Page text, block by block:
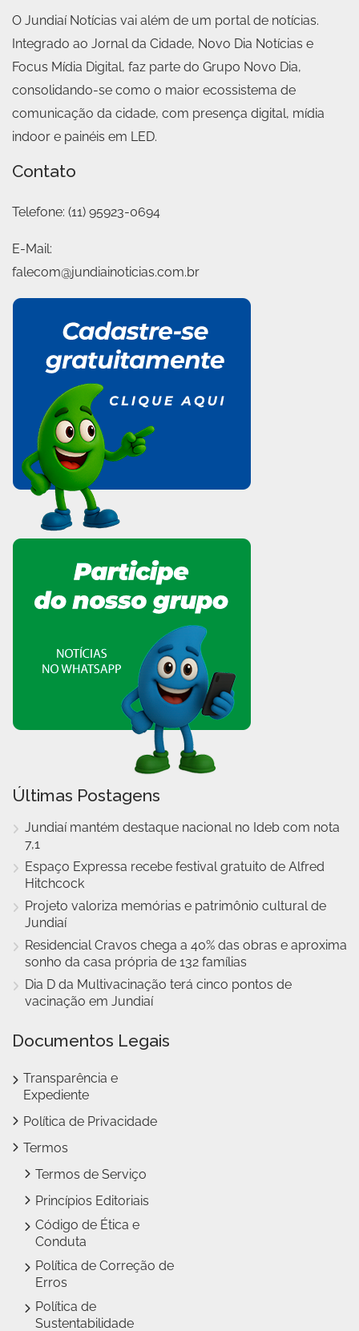
O Jundiaí Notícias vai além de um portal de notícias.
Integrado ao Jornal da Cidade, Novo Dia Notícias e
Focus Mídia Digital, faz parte do Grupo Novo Dia,
consolidando-se como o maior ecossistema de
comunicação da cidade, com presença digital, mídia
indoor e painéis em LED.
Contato
Telefone: (11) 95923-0694
E-Mail:
falecom@jundiainoticias.com.br
Últimas Postagens
Jundiaí mantém destaque nacional no Ideb com nota
7,1
Espaço Expressa recebe festival gratuito de Alfred
Hitchcock
Projeto valoriza memórias e patrimônio cultural de
Jundiaí
Residencial Cravos chega a 40% das obras e aproxima
sonho da casa própria de 132 famílias
Dia D da Multivacinação terá cinco pontos de
vacinação em Jundiaí
Documentos Legais
Transparência e
Expediente
Política de Privacidade
Termos
Termos de Serviço
Princípios Editoriais
Código de Ética e
Conduta
Política de Correção de
Erros
Política de
Sustentabilidade